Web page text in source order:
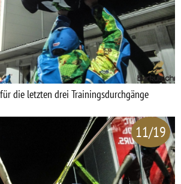
die letzten drei Trainingsdurchgänge
11/19